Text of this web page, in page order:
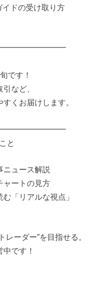
ドの受け取り方
です！
など、
くお届けします。
と
ニュース解説
ャートの見方
「リアルな視点」
ーダー”を目指せる。
です！